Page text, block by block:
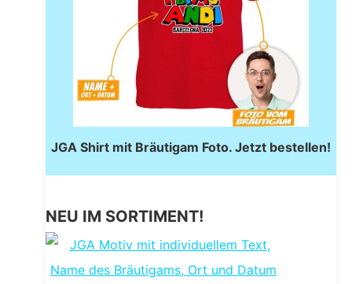
JGA Shirt mit Bräutigam Foto. Jetzt bestellen!
NEU IM SORTIMENT!